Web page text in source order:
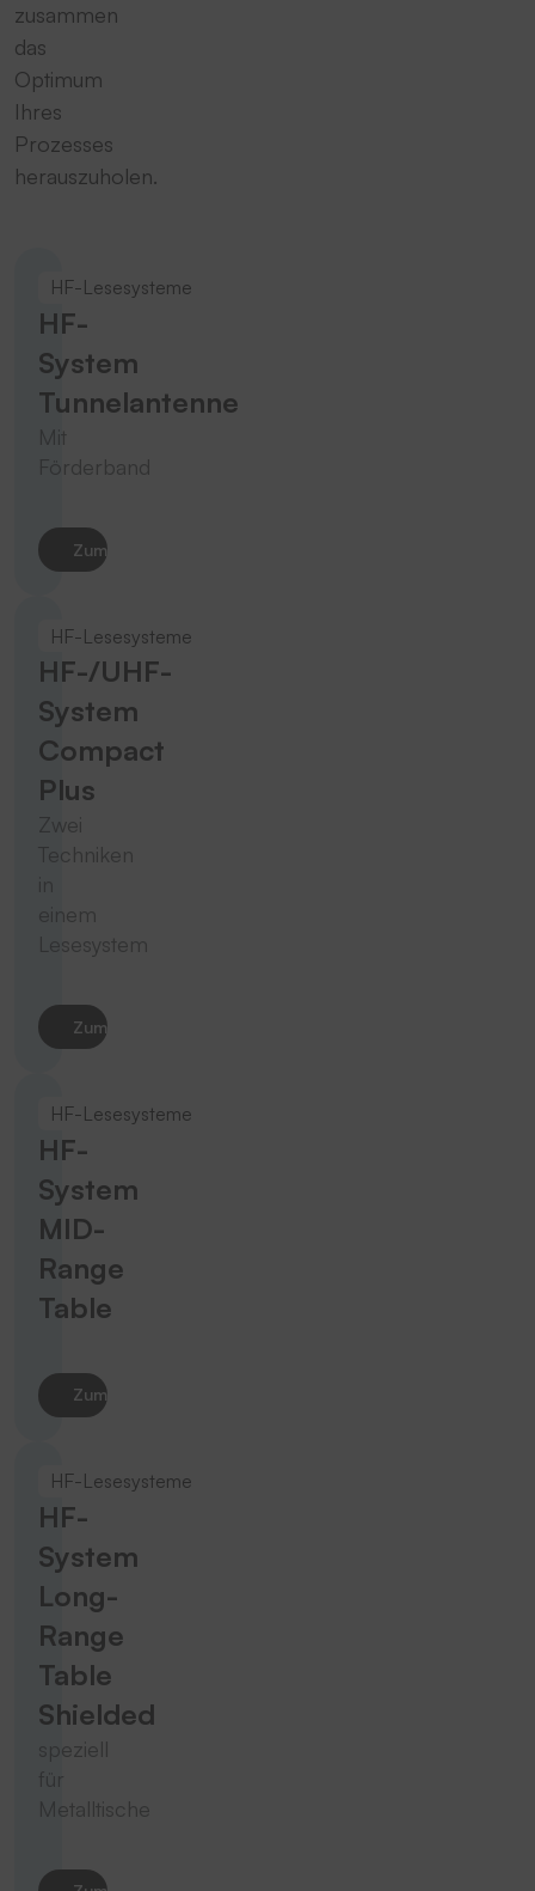
zusammen
das
Optimum
Ihres
Prozesses
herauszuholen.
HF-Lesesysteme
HF-
System
Tunnelantenne
Mit
Förderband
Zum Produkt
HF-Lesesysteme
HF-/UHF-
System
Compact
Plus
Zwei
Techniken
einem
Lesesystem
Zum Produkt
HF-Lesesysteme
HF-
System
MID-
Range
Table
Zum Produkt
HF-Lesesysteme
HF-
System
Long-
Range
Table
Shielded
speziell
für
Metalltische